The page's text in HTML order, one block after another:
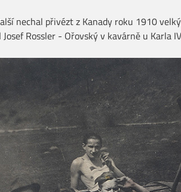
nechal přivézt z Kanady roku 1910
Rossler - Ořovský v kavárně u Karla